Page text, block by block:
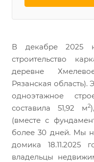
В декабре 2025
строительство
деревне
Рязанская
одноэтажное
составила 51,92 м2
(вместе с
более 30 дней. Мы
домика 18.11.2025
владельцы